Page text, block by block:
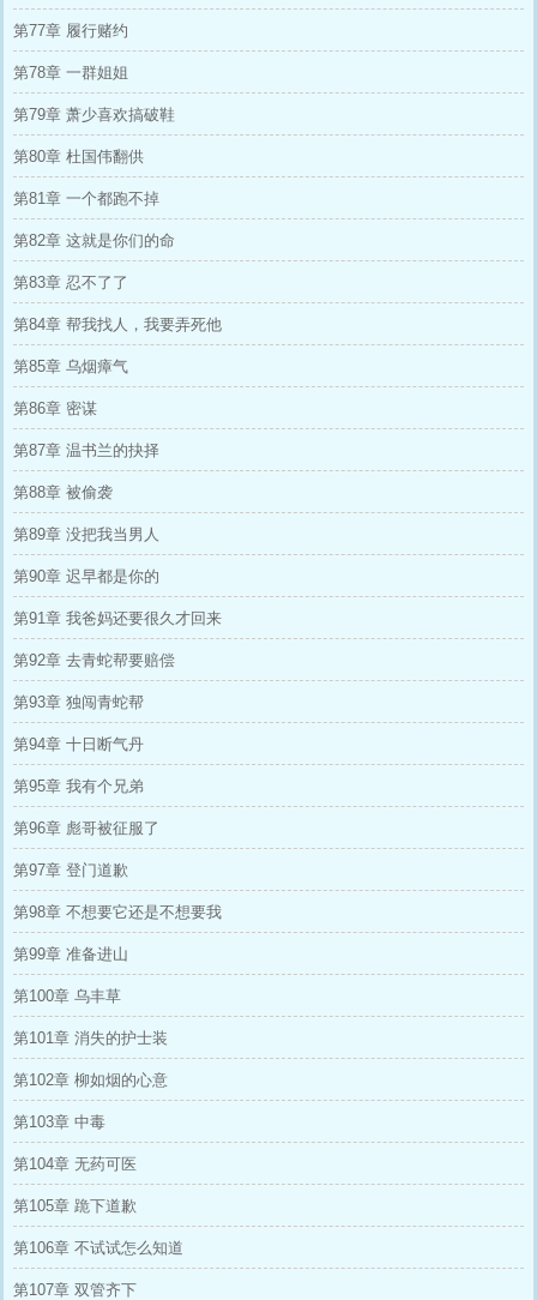
第77章 履行赌约
第78章 一群姐姐
第79章 萧少喜欢搞破鞋
第80章 杜国伟翻供
第81章 一个都跑不掉
第82章 这就是你们的命
第83章 忍不了了
第84章 帮我找人，我要弄死他
第85章 乌烟瘴气
第86章 密谋
第87章 温书兰的抉择
第88章 被偷袭
第89章 没把我当男人
第90章 迟早都是你的
第91章 我爸妈还要很久才回来
第92章 去青蛇帮要赔偿
第93章 独闯青蛇帮
第94章 十日断气丹
第95章 我有个兄弟
第96章 彪哥被征服了
第97章 登门道歉
第98章 不想要它还是不想要我
第99章 准备进山
第100章 乌丰草
第101章 消失的护士装
第102章 柳如烟的心意
第103章 中毒
第104章 无药可医
第105章 跪下道歉
第106章 不试试怎么知道
第107章 双管齐下